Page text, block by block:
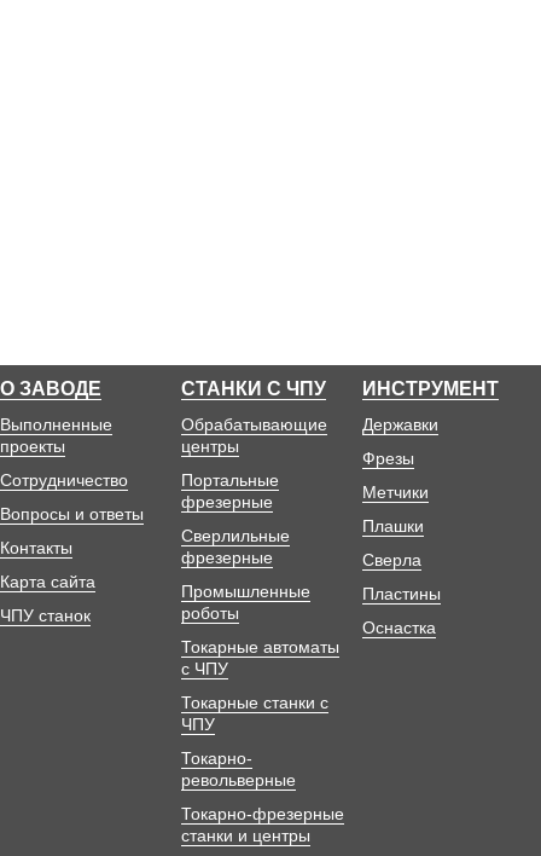
О ЗАВОДЕ
Выполненные
проекты
Сотрудничество
Вопросы и ответы
Контакты
Карта сайта
ЧПУ станок
СТАНКИ С ЧПУ
Обрабатывающие
центры
Портальные
фрезерные
Сверлильные
фрезерные
Промышленные
роботы
Токарные автоматы
с ЧПУ
Токарные станки с
ЧПУ
Токарно-
револьверные
Токарно-фрезерные
станки и центры
ИНСТРУМЕНТ
Державки
Фрезы
Метчики
Плашки
Сверла
Пластины
Оснастка